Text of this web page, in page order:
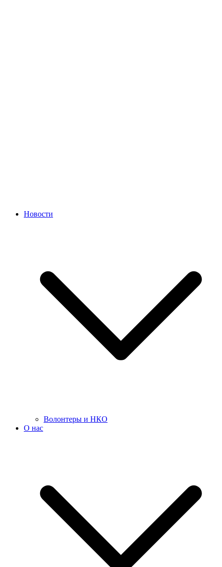
Новости
Волонтеры и НКО
О нас